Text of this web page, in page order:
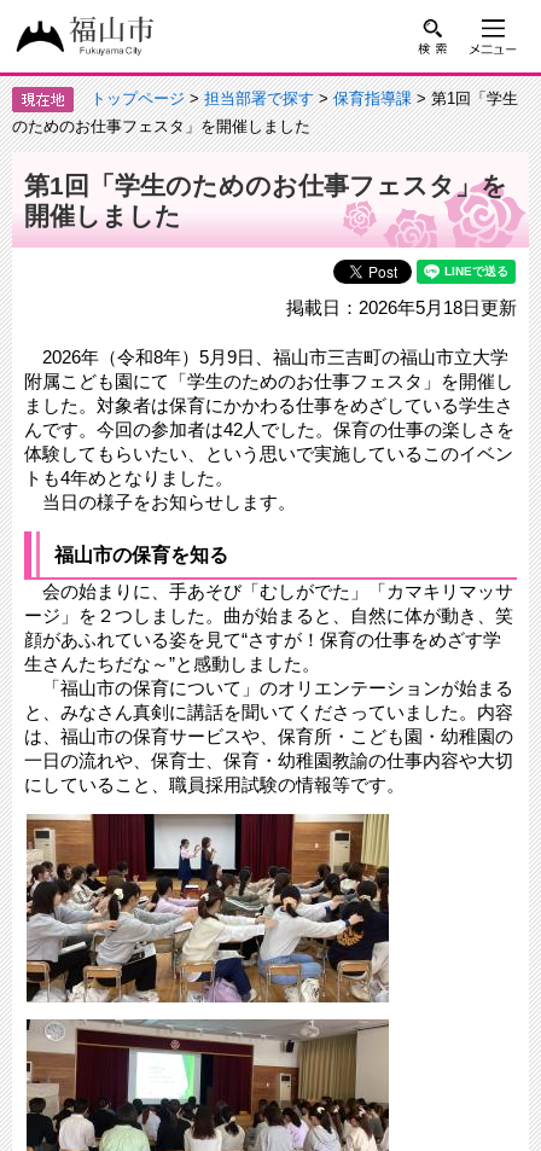
トップページ>担当部署で探す>保育指導課> 第1回「学生
のためのお仕事フェスタ」を開催しました
第1回「学生のためのお仕事フェスタ」を
開催しました
掲載日：2026年5月18日更新
2026年（令和8年）5月9日、福山市三吉町の福山市立大学
附属こども園にて「学生のためのお仕事フェスタ」を開催し
ました。対象者は保育にかかわる仕事をめざしている学生さ
んです。今回の参加者は42人でした。保育の仕事の楽しさを
体験してもらいたい、という思いで実施しているこのイベン
トも4年めとなりました。
当日の様子をお知らせします。
福山市の保育を知る
会の始まりに、手あそび「むしがでた」「カマキリマッサ
ージ」を２つしました。曲が始まると、自然に体が動き、笑
顔があふれている姿を見て“さすが！保育の仕事をめざす学
生さんたちだな～”と感動しました。
「福山市の保育について」のオリエンテーションが始まる
と、みなさん真剣に講話を聞いてくださっていました。内容
は、福山市の保育サービスや、保育所・こども園・幼稚園の
一日の流れや、保育士、保育・幼稚園教諭の仕事内容や大切
にしていること、職員採用試験の情報等です。